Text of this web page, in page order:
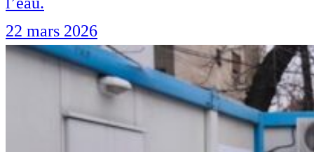
22 mars 2026